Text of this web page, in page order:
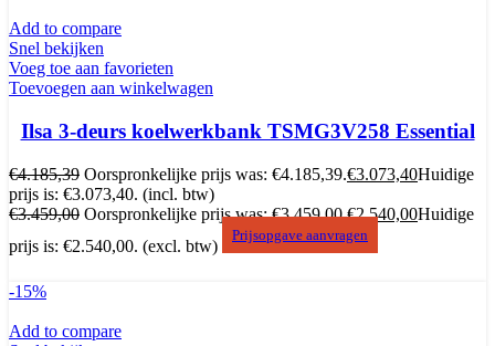
Add to compare
Snel bekijken
Voeg toe aan favorieten
Toevoegen aan winkelwagen
Ilsa 3-deurs koelwerkbank TSMG3V258 Essential
€4.185,39 Oorspronkelijke prijs was: €4.185,39.€3.073,40Huidige
prijs is: €3.073,40. (incl. btw)
€3.459,00 Oorspronkelijke prijs was: €3.459,00.€2.540,00Huidige
prijs is: €2.540,00. (excl. btw)
Prijsopgave aanvragen
-15%
Add to compare